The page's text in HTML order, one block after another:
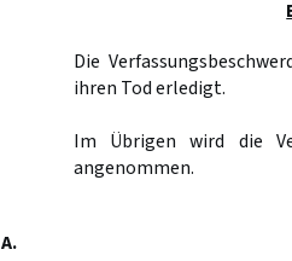
Die
ihren Tod erledigt.
Im Übrigen wird die
angenommen.
A.